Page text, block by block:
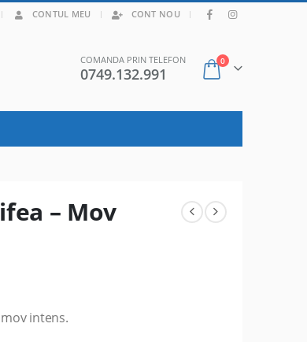
CONTUL MEU CONT NOU |
COMANDA PRIN TELEFON
0749.132.991
0
– Mov
intens.